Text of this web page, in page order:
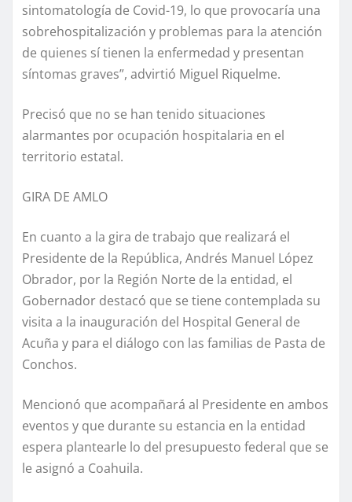
sintomatología de Covid-19, lo que provocaría una
sobrehospitalización y problemas para la atención
de quienes sí tienen la enfermedad y presentan
síntomas graves”, advirtió Miguel Riquelme.
Precisó que no se han tenido situaciones
alarmantes por ocupación hospitalaria en el
territorio estatal.
GIRA DE AMLO
En cuanto a la gira de trabajo que realizará el
Presidente de la República, Andrés Manuel López
Obrador, por la Región Norte de la entidad, el
Gobernador destacó que se tiene contemplada su
visita a la inauguración del Hospital General de
Acuña y para el diálogo con las familias de Pasta de
Conchos.
Mencionó que acompañará al Presidente en ambos
eventos y que durante su estancia en la entidad
espera plantearle lo del presupuesto federal que se
le asignó a Coahuila.